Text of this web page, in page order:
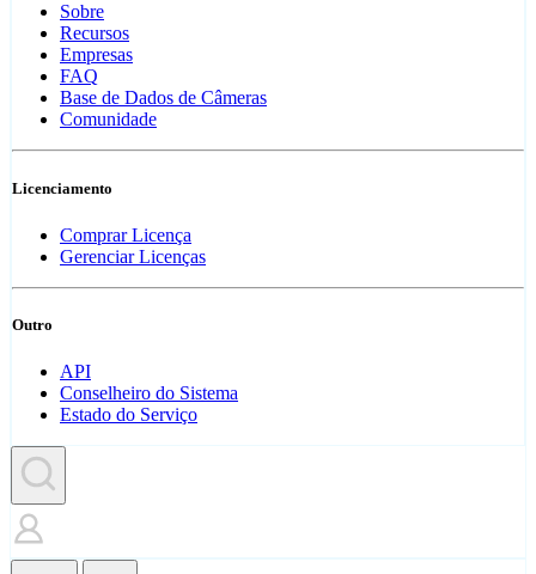
Sobre
Recursos
Empresas
FAQ
Base de Dados de Câmeras
Comunidade
Licenciamento
Comprar Licença
Gerenciar Licenças
Outro
API
Conselheiro do Sistema
Estado do Serviço